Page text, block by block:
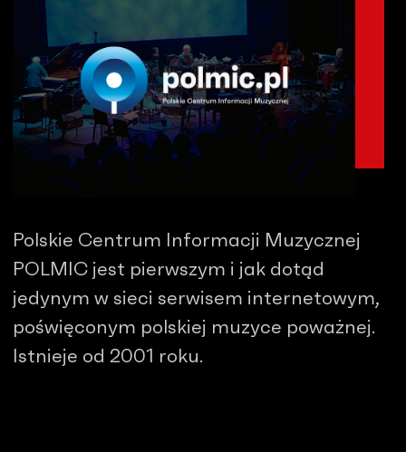
Polskie Centrum Informacji Muzycznej
POLMIC jest pierwszym i jak dotąd
jedynym w sieci serwisem internetowym,
poświęconym polskiej muzyce poważnej.
Istnieje od 2001 roku.